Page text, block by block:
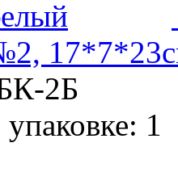
2Б
1